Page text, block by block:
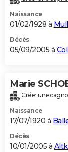
Naissance
01/02/1928 à
Décès
05/09/2005 à
Marie
Créer une
Naissance
17/07/1920 à
Décès
10/01/2005 à